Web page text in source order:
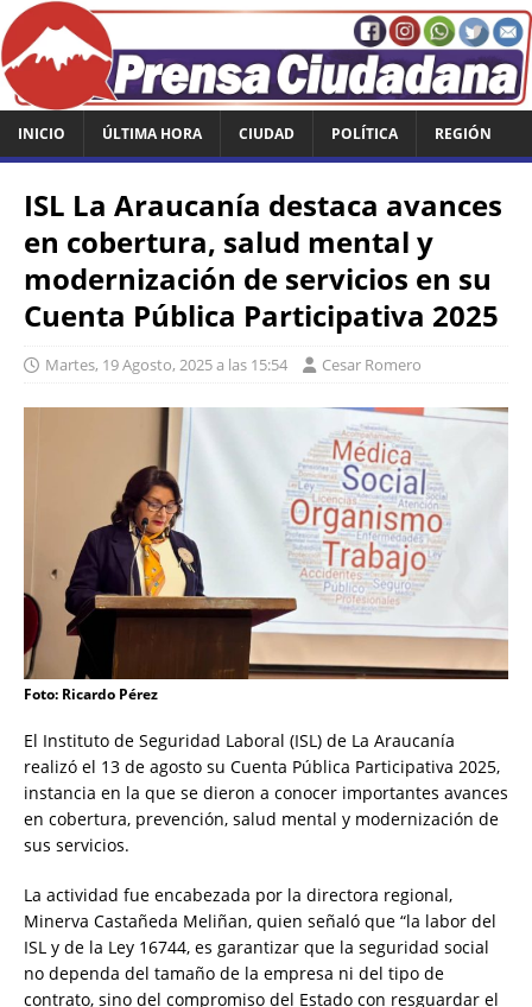
INICIO ÚLTIMA HORA CIUDAD POLÍTICA REGIÓN
ISL La Araucanía destaca avances
en cobertura, salud mental y
modernización de servicios en su
Cuenta Pública Participativa 2025
Martes, 19 Agosto, 2025 a las 15:54 Cesar Romero
Foto: Ricardo Pérez
El Instituto de Seguridad Laboral (ISL) de La Araucanía
realizó el 13 de agosto su Cuenta Pública Participativa 2025,
instancia en la que se dieron a conocer importantes avances
en cobertura, prevención, salud mental y modernización de
sus servicios.
La actividad fue encabezada por la directora regional,
Minerva Castañeda Meliñan, quien señaló que “la labor del
ISL y de la Ley 16744, es garantizar que la seguridad social
no dependa del tamaño de la empresa ni del tipo de
contrato, sino del compromiso del Estado con resguardar el